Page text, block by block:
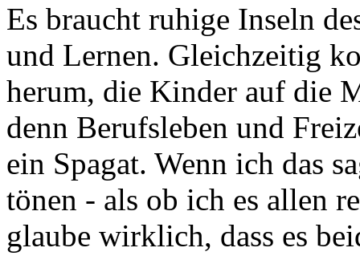
Es braucht ruhige Inseln
und Lernen. Gleichzeitig
herum, die Kinder auf die
denn Berufsleben und
ein Spagat. Wenn ich das
tönen - als ob ich es allen
glaube wirklich, dass es